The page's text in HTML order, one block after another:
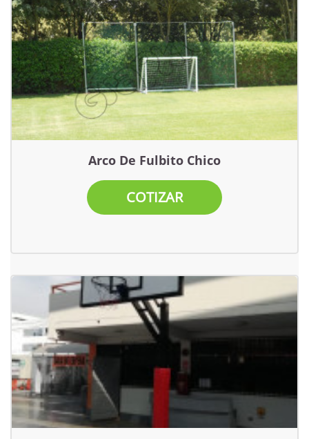
Arco De Fulbito Chico
COTIZAR